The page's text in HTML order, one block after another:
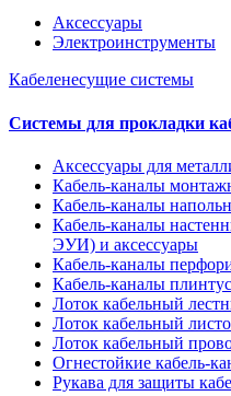
Аксессуары
Электроинструменты
Кабеленесущие системы
Системы для прокладки
Аксессуары для
Кабель-каналы
Кабель-каналы
Кабель-каналы
ЭУИ) и аксессуары
Кабель-каналы
Кабель-каналы
Лоток кабельный
Лоток кабельный
Лоток кабельный
Огнестойкие кабель-
Рукава для защиты